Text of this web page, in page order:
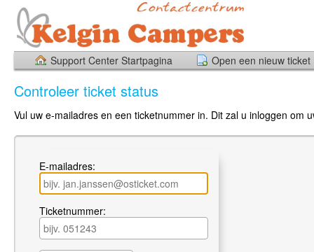
Support Center Startpagina Open een nieuw ticket
Controleer ticket status
Vul uw e-mailadres en een ticketnummer in. Dit zal u inloggen om
E-mailadres:
Ticketnummer: